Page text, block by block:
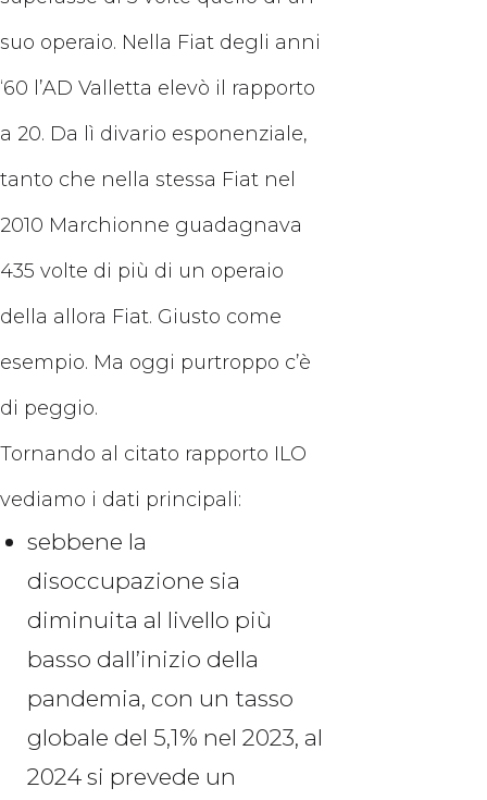
suo operaio. Nella Fiat degli anni
‘60 l’AD Valletta elevò il rapporto
a 20. Da lì divario esponenziale,
tanto che nella stessa Fiat nel
2010 Marchionne guadagnava
435 volte di più di un operaio
della allora Fiat. Giusto come
esempio. Ma oggi purtroppo c’è
di peggio.
Tornando al citato rapporto ILO
vediamo i dati principali:
sebbene la
disoccupazione sia
diminuita al livello più
basso dall’inizio della
pandemia, con un tasso
globale del 5,1% nel 2023, al
2024 si prevede un